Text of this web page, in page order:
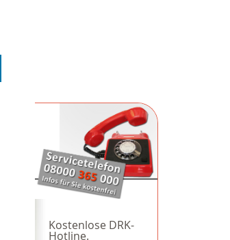
Kostenlose DRK-
Hotline.